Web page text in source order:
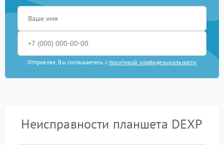
Отправляя, Вы соглашаетесь с политикой конфиденциальности
Неисправности планшета DEXP